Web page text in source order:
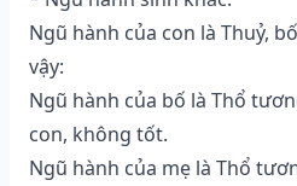
Ngũ hành của con là Thuỷ,
vậy:
Ngũ hành của bố là Thổ
con, không tốt.
Ngũ hành của mẹ là Thổ